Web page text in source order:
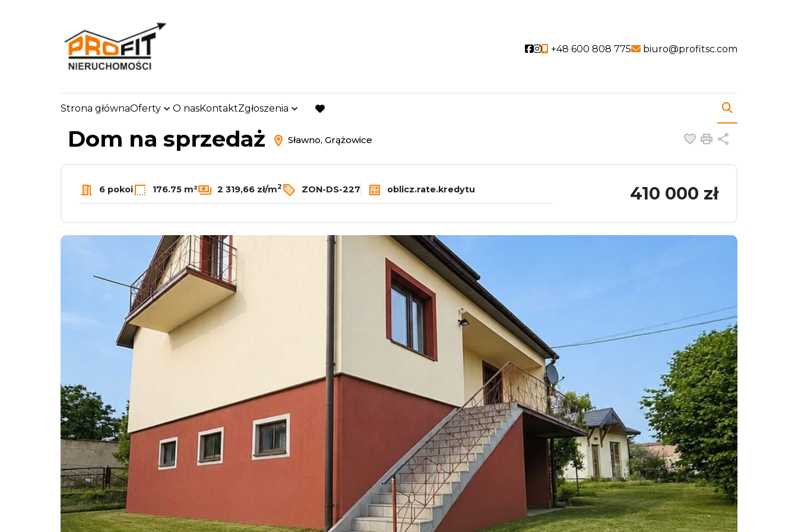
Social link
Social link
+48 600 808 775 biuro@profitsc.com
Strona głównaOferty O nasKontaktZgłoszenia
favorite
strona.glowna Oferty Domy Sprzedaż Sławno Grążowice
Dom na sprzedaż Sławno, Grążowice Dodaj do
Drukuj
6 pokoi 176.75 m² 2 319,66 zł/m2 ZON-DS-227 oblicz.rate.kredytu 410 000 zł